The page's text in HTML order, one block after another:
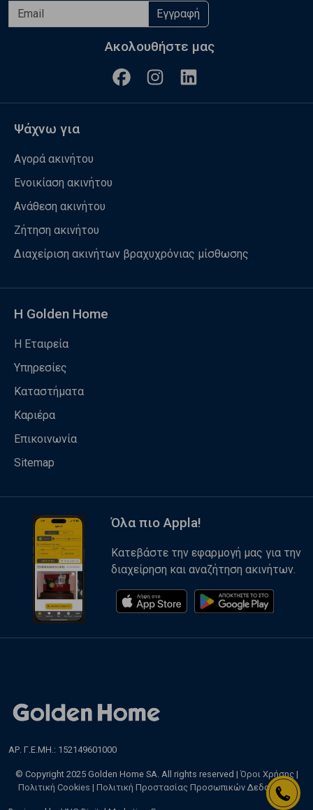
Εγγραφή
Ακολουθήστε μας
Ψάχνω για
Αγορά ακινήτου
Ενοικίαση ακινήτου
Ανάθεση ακινήτου
Ζήτηση ακινήτου
Διαχείριση ακινήτων βραχυχρόνιας μίσθωσης
Η Golden Home
Η Εταιρεία
Υπηρεσίες
Καταστήματα
Καριέρα
Επικοινωνία
Sitemap
Όλα πιο Appla!
Κατεβάστε την εφαρμογή μας για την
διαχείρηση και αναζήτηση ακινήτων.
ΑΡ. Γ.Ε.ΜΗ.: 152149601000
© Copyright 2025 Golden Home SA. All rights reserved | Όροι Χρήσης |
Πολιτική Cookies | Πολιτική Προστασίας Προσωπικών Δεδομένων